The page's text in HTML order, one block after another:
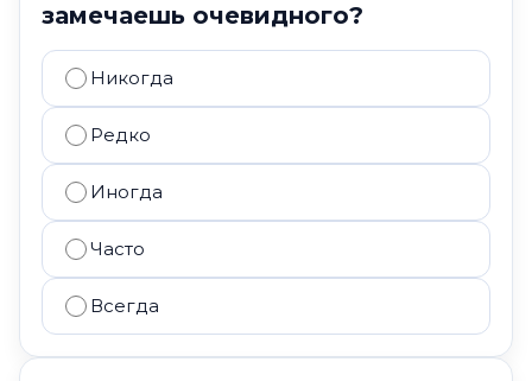
замечаешь очевидного?
Никогда
Редко
Иногда
Часто
Всегда